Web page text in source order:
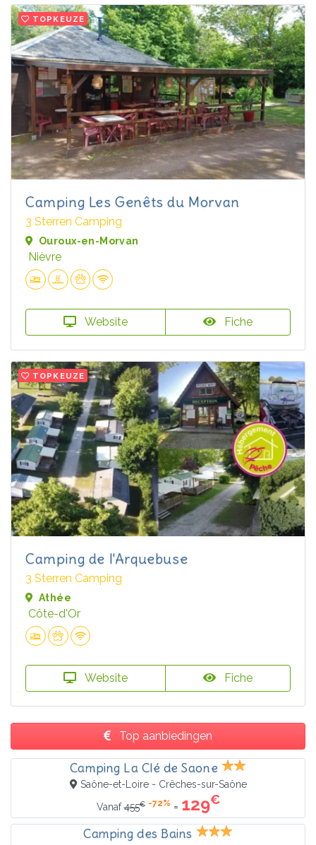
TOPKEUZE
Camping Les Genêts du Morvan
3 Sterren Camping
Ouroux-en-Morvan
Nièvre
Website Fiche
TOPKEUZE
Camping de l'Arquebuse
3 Sterren Camping
Athée
Côte-d'Or
Website Fiche
Top aanbiedingen
Camping La Clé de Saone
Saône-et-Loire - Crêches-sur-Saône
Vanaf455€ -72% = 129€
Camping des Bains